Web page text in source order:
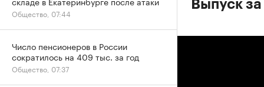
Выпуск
Общество, 07:44
Число пенсионеров в России
сократилось на 409 тыс. за год
Общество, 07:37